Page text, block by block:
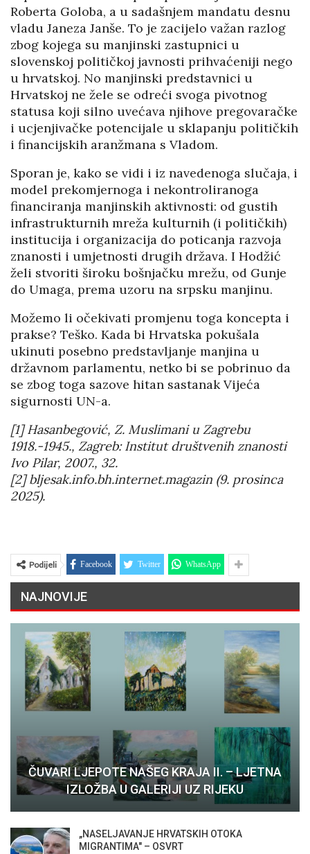
Roberta Goloba, a u sadašnjem mandatu desnu
vladu Janeza Janše. To je zacijelo važan razlog
zbog kojega su manjinski zastupnici u
slovenskoj političkoj javnosti prihvaćeniji nego
u hrvatskoj. No manjinski predstavnici u
Hrvatskoj ne žele se odreći svoga pivotnog
statusa koji silno uvećava njihove pregovaračke
i ucjenjivačke potencijale u sklapanju političkih
i financijskih aranžmana s Vladom.
Sporan je, kako se vidi i iz navedenoga slučaja, i
model prekomjernoga i nekontroliranoga
financiranja manjinskih aktivnosti: od gustih
infrastrukturnih mreža kulturnih (i političkih)
institucija i organizacija do poticanja razvoja
znanosti i umjetnosti drugih država. I Hodžić
želi stvoriti široku bošnjačku mrežu, od Gunje
do Umaga, prema uzoru na srpsku manjinu.
Možemo li očekivati promjenu toga koncepta i
prakse? Teško. Kada bi Hrvatska pokušala
ukinuti posebno predstavljanje manjina u
državnom parlamentu, netko bi se pobrinuo da
se zbog toga sazove hitan sastanak Vijeća
sigurnosti UN-a.
[1] Hasanbegović, Z. Muslimani u Zagrebu
1918.-1945., Zagreb: Institut društvenih znanosti
Ivo Pilar, 2007., 32.
[2] bljesak.info.bh.internet.magazin (9. prosinca
2025).
Podijeli Facebook Twitter WhatsApp
NAJNOVIJE
ČUVARI LJEPOTE NAŠEG KRAJA II. – LJETNA
IZLOŽBA U GALERIJI UZ RIJEKU
„NASELJAVANJE HRVATSKIH OTOKA
MIGRANTIMA″ – OSVRT